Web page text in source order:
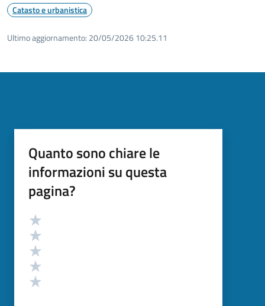
Catasto e urbanistica
Ultimo aggiornamento: 20/05/2026 10:25.11
Quanto sono chiare le
informazioni su questa
pagina?
Valutazione